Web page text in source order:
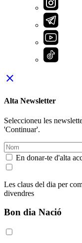
close
Alta Newsletter
Seleccioneu les
'Continuar'.
En donar-te d'alta
Les claus del dia per
divendres
Bon dia Nació